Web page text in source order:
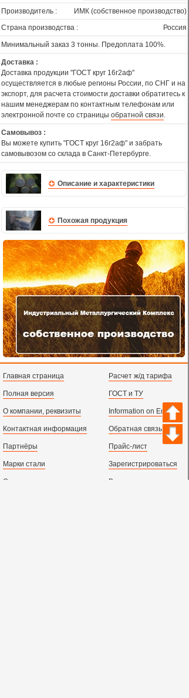
Производитель :
ИМК (собственное производство)
Страна производства :
Россия
Минимальный заказ 3 тонны. Предоплата 100%.
Доставка :
Доставка продукции "ГОСТ круг 16г2аф"
осуществляется в любые регионы России, по СНГ и на
экспорт, для расчета стоимости доставки обратитесь к
нашим менеджерам по контактным телефонам или
электронной почте со страницы обратной связи.
Самовывоз :
Вы можете купить "ГОСТ круг 16г2аф" и забрать
самовывозом со склада в Санкт-Петербурге.
Описание и характеристики
Похожая продукция
Главная страница
Полная версия
О компании, реквизиты
Контактная информация
Партнёры
Марки стали
Сортамент металлопроката
Расчет ж/д тарифа
ГОСТ и ТУ
Information on English
Обратная связь
Прайс-лист
Зарегистрироваться
Вход с паролем